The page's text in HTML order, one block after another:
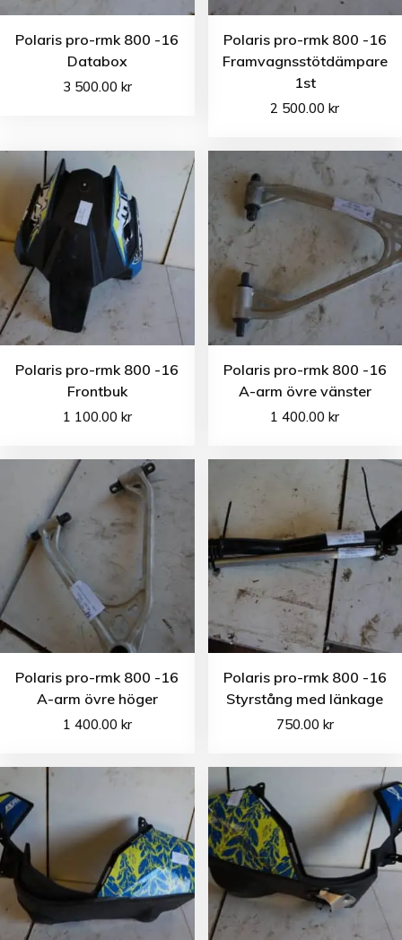
Polaris pro-rmk 800 -16
Databox
3 500.00 kr
Polaris pro-rmk 800 -16
Framvagnsstötdämpare
1st
2 500.00kr
Polaris pro-rmk 800 -16
Frontbuk
1 100.00 kr
Polaris pro-rmk 800 -16
A-arm övre vänster
1 400.00kr
Polaris pro-rmk 800 -16
A-arm övre höger
1 400.00 kr
Polaris pro-rmk 800 -16
Styrstång med länkage
750.00 kr